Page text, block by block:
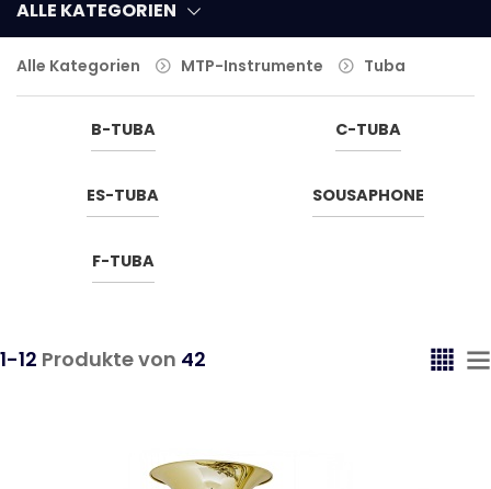
ALLE KATEGORIEN
Alle Kategorien MTP-Instrumente Tuba
B-TUBA C-TUBA
ES-TUBA SOUSAPHONE
F-TUBA
1-12 Produkte von 42